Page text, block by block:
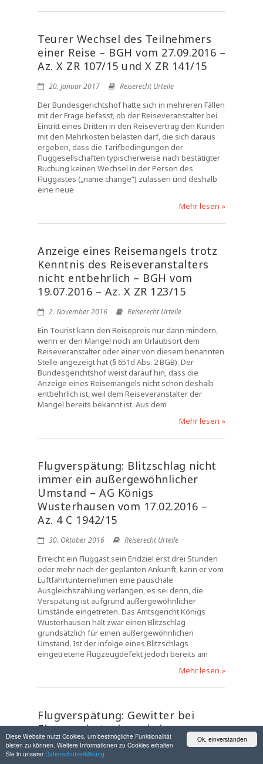
Ok, einverstanden
Diese Website nutzt Cookies, um bestmögliche Funktionalität
bieten zu können. Weitere Informationen zu Cookies erhalten
Sie in unserer Datenschutzerklärung.
Teurer Wechsel des Teilnehmers
einer Reise – BGH vom 27.09.2016 –
Az. X ZR 107/15 und X ZR 141/15
20. Januar 2017 Reiserecht Urteile
Der Bundesgerichtshof hatte sich in mehreren Fällen
mit der Frage befasst, ob der Reiseveranstalter bei
Eintritt eines Dritten in den Reisevertrag den Kunden
mit den Mehrkosten belasten darf, die sich daraus
ergeben, dass die Tarifbedingungen der
Fluggesellschaften typischerweise nach bestätigter
Buchung keinen Wechsel in der Person des
Fluggastes („name change“) zulassen und deshalb
eine neue
Mehr lesen »
Anzeige eines Reisemangels trotz
Kenntnis des Reiseveranstalters
nicht entbehrlich – BGH vom
19.07.2016 – Az. X ZR 123/15
2. November 2016 Reiserecht Urteile
Ein Tourist kann den Reisepreis nur dann mindern,
wenn er den Mangel noch am Urlaubsort dem
Reiseveranstalter oder einer von diesem benannten
Stelle angezeigt hat (§ 651d Abs. 2 BGB). Der
Bundesgerichtshof weist darauf hin, dass die
Anzeige eines Reisemangels nicht schon deshalb
entbehrlich ist, weil dem Reiseveranstalter der
Mangel bereits bekannt ist. Aus dem
Mehr lesen »
Flugverspätung: Blitzschlag nicht
immer ein außergewöhnlicher
Umstand – AG Königs
Wusterhausen vom 17.02.2016 –
Az. 4 C 1942/15
30. Oktober 2016 Reiserecht Urteile
Erreicht ein Fluggast sein Endziel erst drei Stunden
oder mehr nach der geplanten Ankunft, kann er vom
Luftfahrtunternehmen eine pauschale
Ausgleichszahlung verlangen, es sei denn, die
Verspätung ist aufgrund außergewöhnlicher
Umstände eingetreten. Das Amtsgericht Königs
Wusterhausen hält zwar einen Blitzschlag
grundsätzlich für einen außergewöhnlichen
Umstand. Ist der infolge eines Blitzschlags
eingetretene Flugzeugdefekt jedoch bereits am
Mehr lesen »
Flugverspätung: Gewitter bei
Flugzeugbetankung kein
außergewöhnlicher Umstand – AG
Köln vom 17.02.2016 – Az. 114 C